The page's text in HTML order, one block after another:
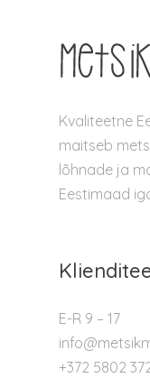
Kvaliteetne
maitseb
lõhnade ja
Eestimaad
E-R 9 – 17
+372 5802